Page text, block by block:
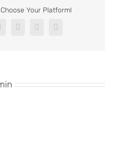
Your Platform!
LinkedInPinterestVk